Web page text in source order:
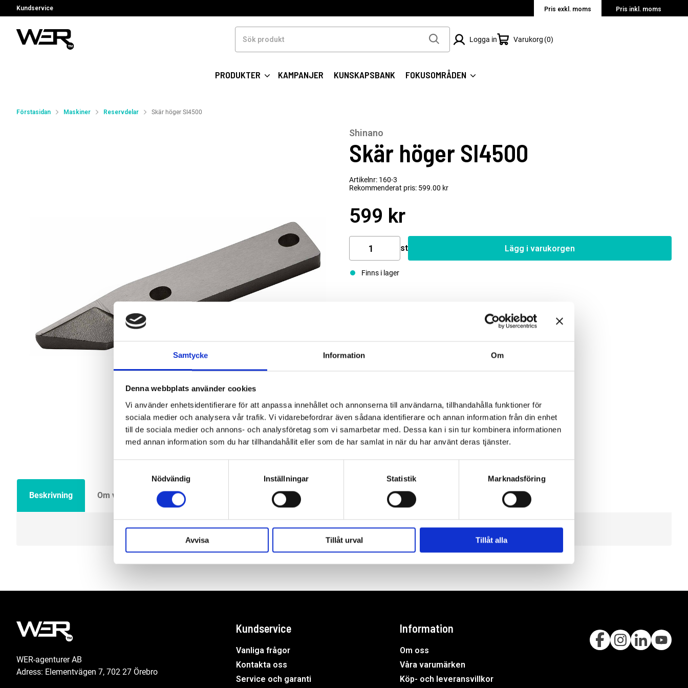
Samtycke Information Om
Denna webbplats använder cookies
Vi använder enhetsidentifierare för att anpassa innehållet och annonserna till användarna, tillhandahålla funktioner för
sociala medier och analysera vår trafik. Vi vidarebefordrar även sådana identifierare och annan information från din enhet
till de sociala medier och annons- och analysföretag som vi samarbetar med. Dessa kan i sin tur kombinera informationen
med annan information som du har tillhandahållit eller som de har samlat in när du har använt deras tjänster.
Nödvändig
Inställningar Statistik Marknadsföring
Avvisa Tillåt urval Tillåt alla
Kundservice Pris exkl. moms Pris inkl. moms
produkt
Logga in Varukorg 0
PRODUKTER KAMPANJER KUNSKAPSBANK FOKUSOMRÅDEN
Förstasidan Maskiner Reservdelar Skär höger SI4500
Shinano
Skär höger SI4500
Artikelnr: 160-3
Rekommenderat pris: 599.00 kr
599 kr
st Lägg i varukorgen
Finns i lager
Beskrivning Om varumärket Filer
WER-agenturer AB
Adress: Elementvägen 7, 702 27 Örebro
Kundservice
Vanliga frågor
Kontakta oss
Service och garanti
Information
Om oss
Våra varumärken
Köp- och leveransvillkor